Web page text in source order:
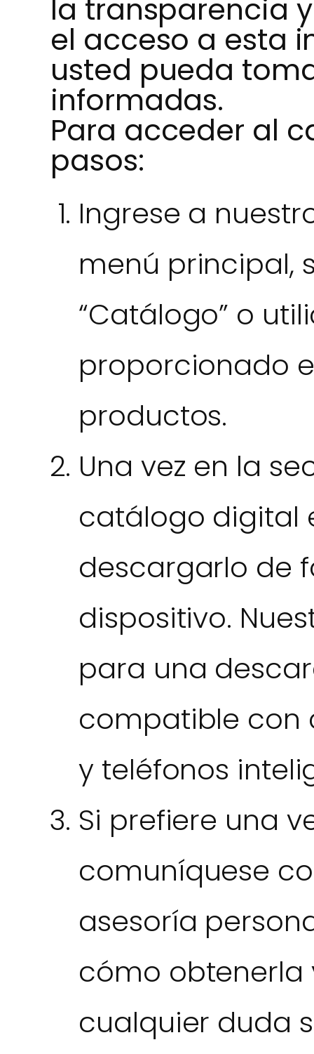
la transparencia
el acceso a esta
usted pueda
informadas.
Para acceder al
pasos:
Ingrese a
menú principal,
“Catálogo” o
proporcionado
productos.
Una vez en la
catálogo digital
descargarlo de
dispositivo.
para una
compatible con
y teléfonos
Si prefiere una
comuníquese
asesoría
cómo
cualquier duda